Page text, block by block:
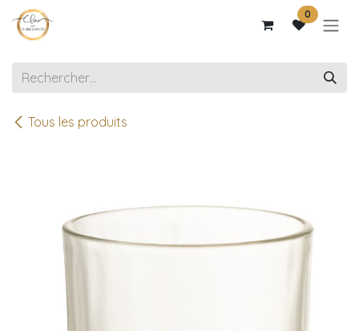
Se rendre au contenu 0
Tous les produits